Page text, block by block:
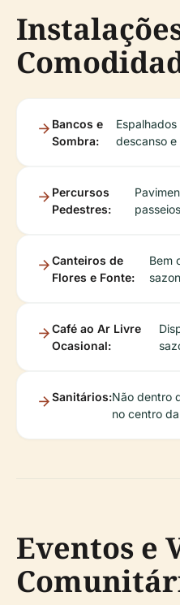
Bancos e
Sombra:
descanso e
Percursos
Pedestres:
Canteiros de
Flores e Fonte:
Bem
Café ao Ar Livre
Ocasional:
Sanitários:Não dentro
no centro
Eventos e